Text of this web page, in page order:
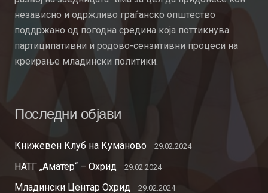
независно и одржливо граѓанско општество
поддржано од погодна средина која поттикнува
партиципативни и родово-сензитивни процеси на
креирање младински политики.
Последни објави
Книжевен Клуб на Куманово 29.02.2024
НАТГ „Аматер“ – Охрид 29.02.2024
Младински Центар Охрид 29.02.2024